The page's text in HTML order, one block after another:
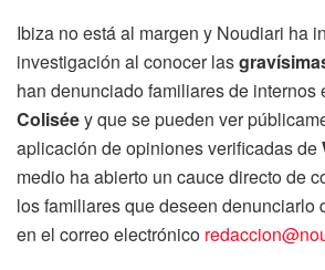
Ibiza no está al margen y Noudiari ha
investigación al conocer las
han denunciado familiares de internos
Coliséey que se pueden ver
aplicación de opiniones verificadas de
medio ha abierto un cauce directo de
los familiares que deseen denunciarlo
en el correo electrónico